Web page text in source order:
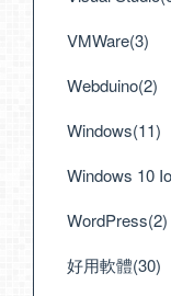
VMWare(3)
Webduino(2)
Windows(11)
Windows 10
WordPress(2)
好用軟體(30)